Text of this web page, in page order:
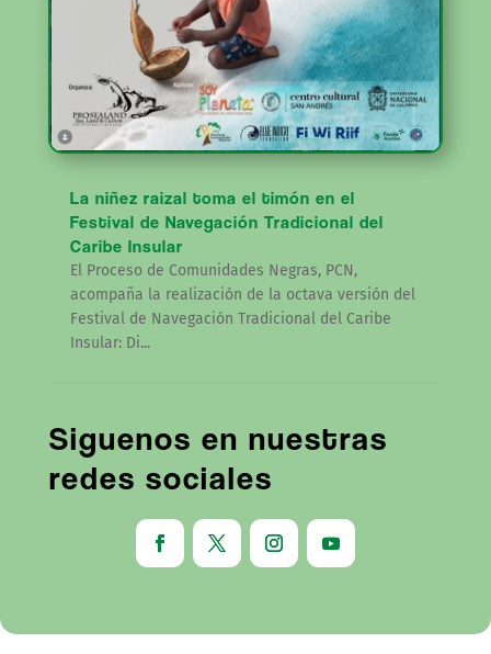
La niñez raizal toma el timón en el
Festival de Navegación Tradicional del
Caribe Insular
El Proceso de Comunidades Negras, PCN,
acompaña la realización de la octava versión del
Festival de Navegación Tradicional del Caribe
Insular: Di...
Siguenos en nuestras
redes sociales